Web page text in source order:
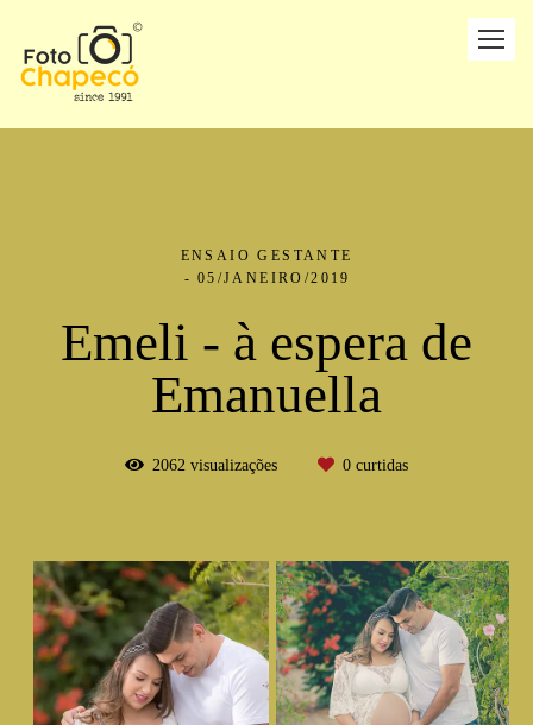
ENSAIO GESTANTE
05/JANEIRO/2019
Emeli - à espera de
Emanuella
2062 visualizações 0 curtidas